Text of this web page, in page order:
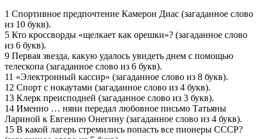
1 Спортивное предпочтение Камерон Диас (загаданное слово
из 10 букв).
5 Кто кроссворды «щелкает как орешки»? (загаданное слово
из 6 букв).
9 Первая звезда, какую удалось увидеть днем с помощью
телескопа (загаданное слово из 6 букв).
11 «Электронный кассир» (загаданное слово из 8 букв).
12 Спорт с нокаутами (загаданное слово из 4 букв).
13 Клерк преисподней (загаданное слово из 3 букв).
14 Именно … няни передал любовное письмо Татьяны
Лариной к Евгению Онегину (загаданное слово из 4 букв).
15 В какой лагерь стремились попасть все пионеры СССР?